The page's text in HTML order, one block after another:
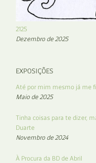
2125
Dezembro de 2025
EXPOSIÇÕES
Até por mim mesmo já me
Maio de 2025
Tinha coisas para te dizer,
Duarte
Novembro de 2024
À Procura da BD de Abril